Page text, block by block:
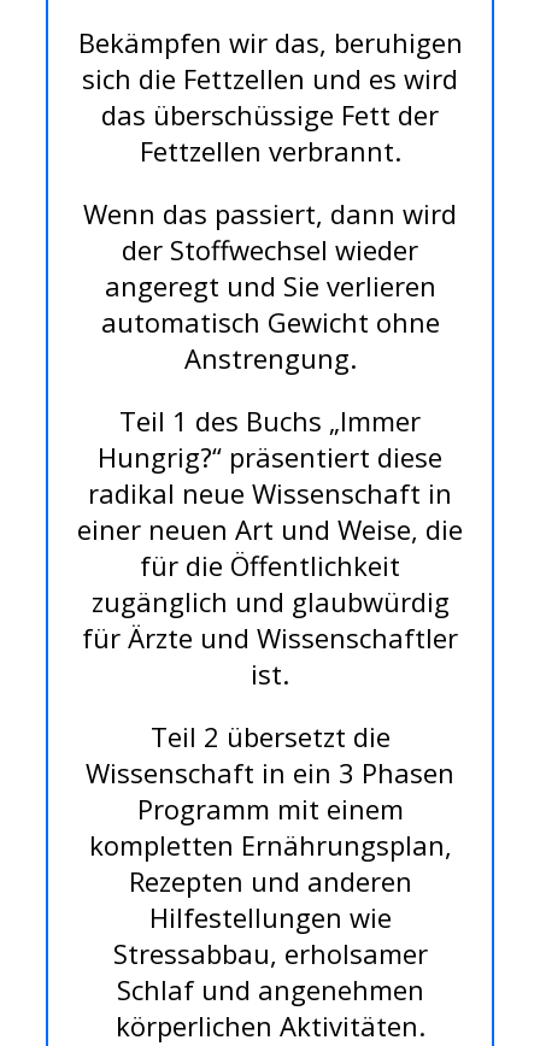
Bekämpfen wir das, beruhigen
sich die Fettzellen und es wird
das überschüssige Fett der
Fettzellen verbrannt.
Wenn das passiert, dann wird
der Stoffwechsel wieder
angeregt und Sie verlieren
automatisch Gewicht ohne
Anstrengung.
Teil 1 des Buchs „Immer
Hungrig?“ präsentiert diese
radikal neue Wissenschaft in
einer neuen Art und Weise, die
für die Öffentlichkeit
zugänglich und glaubwürdig
für Ärzte und Wissenschaftler
ist.
Teil 2 übersetzt die
Wissenschaft in ein 3 Phasen
Programm mit einem
kompletten Ernährungsplan,
Rezepten und anderen
Hilfestellungen wie
Stressabbau, erholsamer
Schlaf und angenehmen
körperlichen Aktivitäten.